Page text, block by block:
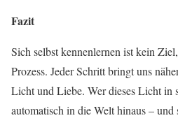
Fazit
Sich selbst kennenlernen ist kein
Prozess. Jeder Schritt bringt uns
Licht und Liebe. Wer dieses Licht in
automatisch in die Welt hinaus – und